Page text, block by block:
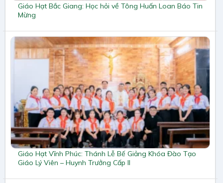
Giáo Hạt Bắc Giang: Học hỏi về Tông Huấn Loan Báo Tin
Mừng
Giáo Hạt Vĩnh Phúc: Thánh Lễ Bế Giảng Khóa Đào Tạo
Giáo Lý Viên – Huynh Trưởng Cấp II